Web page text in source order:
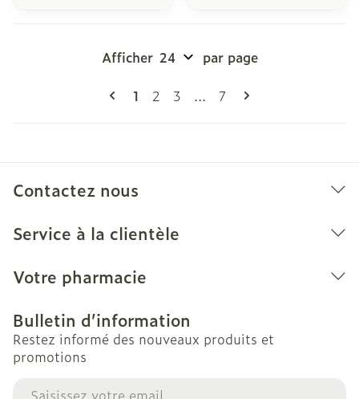
Pages
Vous lisez actuellement la page
1 Page
2 Page
3 ... Page
7
Afficher par page
Contactez nous
Service à la clientèle
Votre pharmacie
Bulletin d’information
Restez informé des nouveaux produits et
promotions
Adresse mail